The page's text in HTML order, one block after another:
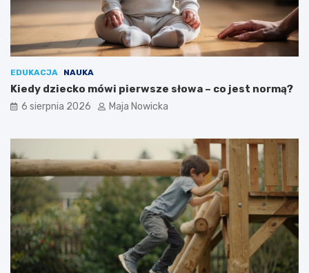
EDUKACJA NAUKA
Kiedy dziecko mówi pierwsze słowa – co jest normą?
6 sierpnia 2026 Maja Nowicka